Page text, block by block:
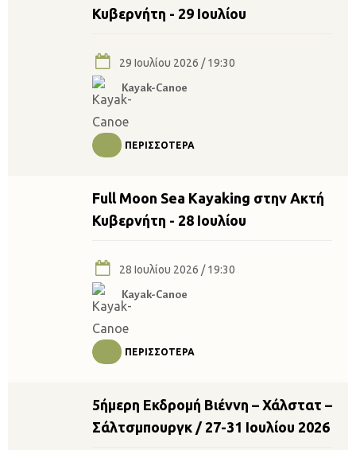
Κυβερνήτη - 29 Ιουλίου
29 Ιουλίου 2026 / 19:30
Kayak-Canoe
ΠΕΡΙΣΣΌΤΕΡΑ
Full Moon Sea Kayaking στην Ακτή
Κυβερνήτη - 28 Ιουλίου
28 Ιουλίου 2026 / 19:30
Kayak-Canoe
ΠΕΡΙΣΣΌΤΕΡΑ
5ήμερη Εκδρομή Βιέννη – Χάλστατ –
Σάλτσμπουργκ / 27-31 Ιουλίου 2026